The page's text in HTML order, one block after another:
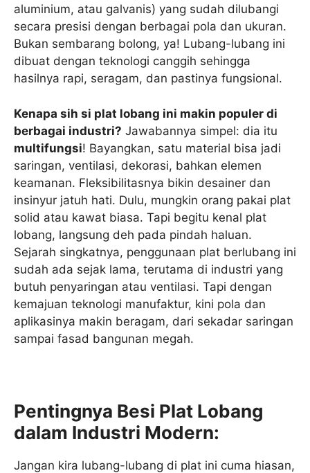
aluminium, atau galvanis) yang sudah dilubangi
secara presisi dengan berbagai pola dan ukuran.
Bukan sembarang bolong, ya! Lubang-lubang ini
dibuat dengan teknologi canggih sehingga
hasilnya rapi, seragam, dan pastinya fungsional.
Kenapa sih si plat lobang ini makin populer di
berbagai industri? Jawabannya simpel: dia itu
multifungsi! Bayangkan, satu material bisa jadi
saringan, ventilasi, dekorasi, bahkan elemen
keamanan. Fleksibilitasnya bikin desainer dan
insinyur jatuh hati. Dulu, mungkin orang pakai plat
solid atau kawat biasa. Tapi begitu kenal plat
lobang, langsung deh pada pindah haluan.
Sejarah singkatnya, penggunaan plat berlubang ini
sudah ada sejak lama, terutama di industri yang
butuh penyaringan atau ventilasi. Tapi dengan
kemajuan teknologi manufaktur, kini pola dan
aplikasinya makin beragam, dari sekadar saringan
sampai fasad bangunan megah.
Pentingnya Besi Plat Lobang
dalam Industri Modern:
Jangan kira lubang-lubang di plat ini cuma hiasan,